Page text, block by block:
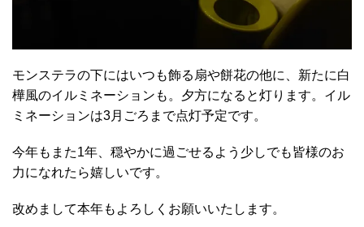
モンステラの下にはいつも飾る扇や餅花の他に、新たに白
樺風のイルミネーションも。夕方になると灯ります。イル
ミネーションは3月ごろまで点灯予定です。
今年もまた1年、穏やかに過ごせるよう少しでも皆様のお
力になれたら嬉しいです。
改めまして本年もよろしくお願いいたします。